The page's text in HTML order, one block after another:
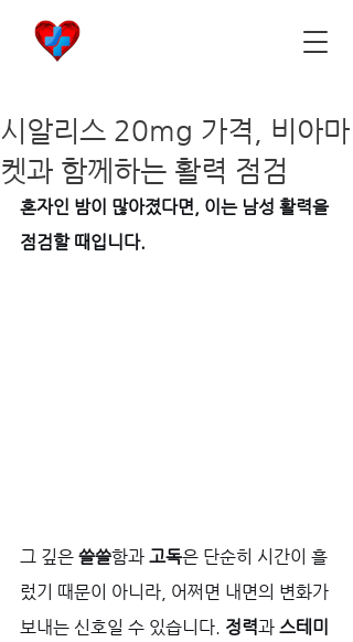
시알리스 20mg 가격, 비아마
켓과 함께하는 활력 점검
혼자인 밤이 많아졌다면, 이는 남성 활력을
점검할 때입니다.
그 깊은 쓸쓸함과 고독은 단순히 시간이 흘
렀기 때문이 아니라, 어쩌면 내면의 변화가
보내는 신호일 수 있습니다. 정력과 스테미